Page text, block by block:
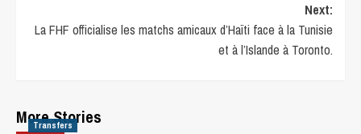
Next:
La FHF officialise les matchs amicaux d’Haïti face à la Tunisie
et à l’Islande à Toronto.
More Stories
Transfers